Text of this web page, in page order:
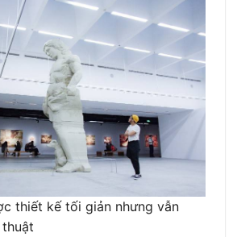
thiết kế tối giản nhưng vẫn